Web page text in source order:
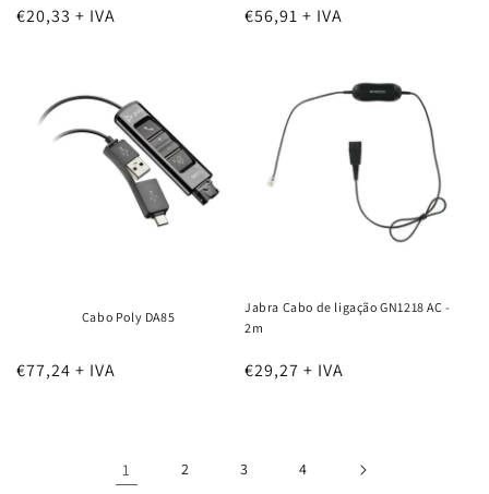
€20,33 + IVA €56,91 + IVA
Cabo Poly DA85
€77,24 + IVA
Jabra Cabo de ligação GN1218 AC -
2m
€29,27 + IVA
1 2 3 4